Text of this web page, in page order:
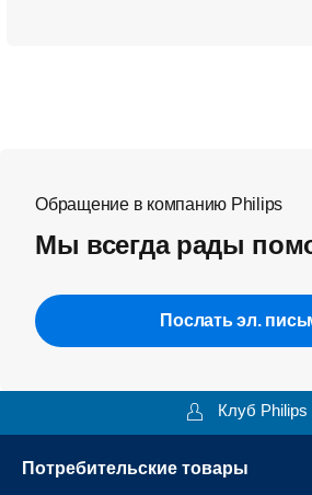
Обращение в компанию Philips
Мы всегда рады
Послать эл.
Клуб Philips
Потребительские товары